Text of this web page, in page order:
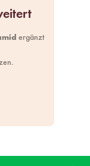
ergänzt